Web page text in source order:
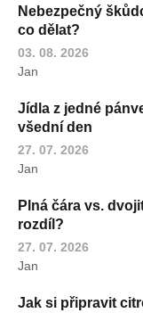
Nebezpečný
co dělat?
03. 08. 2026
Jan
Jídla z jedné
všední den
27. 07. 2026
Jan
Plná čára vs.
rozdíl?
27. 07. 2026
Jan
Jak si připravit